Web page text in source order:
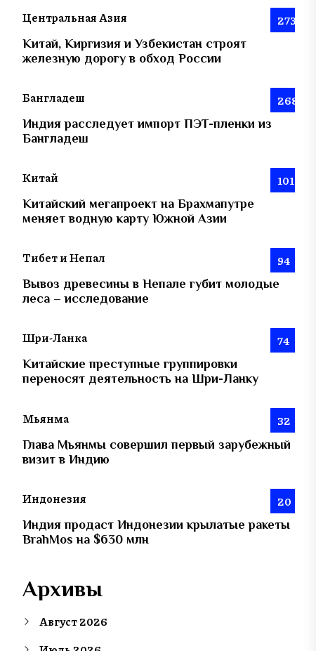
Центральная Азия 273
Китай, Киргизия и Узбекистан строят
железную дорогу в обход России
Бангладеш 268
Индия расследует импорт ПЭТ-пленки из
Бангладеш
Китай 101
Китайский мегапроект на Брахмапутре
меняет водную карту Южной Азии
Тибет и Непал 94
Вывоз древесины в Непале губит молодые
леса – исследование
Шри-Ланка 74
Китайские преступные группировки
переносят деятельность на Шри-Ланку
Мьянма 32
Глава Мьянмы совершил первый зарубежный
визит в Индию
Индонезия 20
Индия продаст Индонезии крылатые ракеты
BrahMos на $630 млн
Архивы
Август 2026